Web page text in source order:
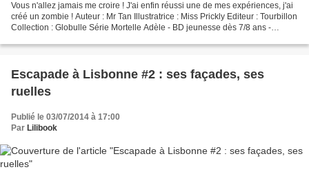
Vous n'allez jamais me croire ! J'ai enfin réussi une de mes expériences, j'ai
créé un zombie ! Auteur : Mr Tan Illustratrice : Miss Prickly Editeur : Tourbillon
Collection : Globulle Série Mortelle Adèle - BD jeunesse dès 7/8 ans -
Escapade à Lisbonne #2 : ses façades, ses
ruelles
Publié le 03/07/2014 à 17:00
Par Lilibook